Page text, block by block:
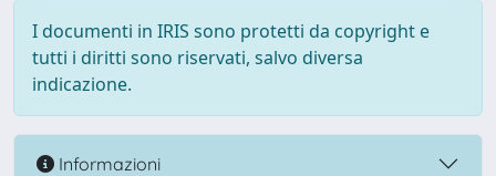
I documenti in IRIS sono protetti da copyright e
tutti i diritti sono riservati, salvo diversa
indicazione.
Informazioni